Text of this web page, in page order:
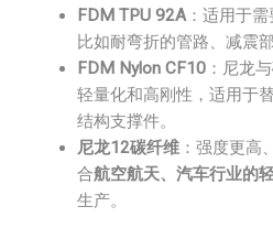
FDM TPU 92A：适用于需
比如耐弯折的管路、减震
FDM Nylon CF10 ：尼龙
轻量化和高刚性，适用于
结构支撑件。
尼龙12碳纤维 ：强度更高
合航空航天、汽车行业的
生产。